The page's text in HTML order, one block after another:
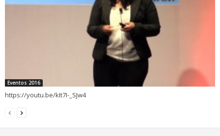
Eventos 2016
https://youtu.be/kIt7I-_SJw4